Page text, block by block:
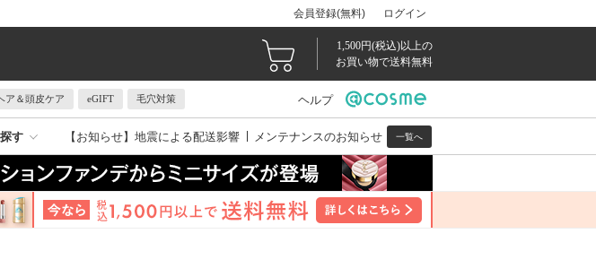
会員登録(無料) ログイン
1,500円(税込)以上の
お買い物で送料無料
ア＆頭皮ケア eGIFT 毛穴対策 ヘルプ
す 【お知らせ】 地震による配送影響 メンテナンスのお知らせ 一覧へ